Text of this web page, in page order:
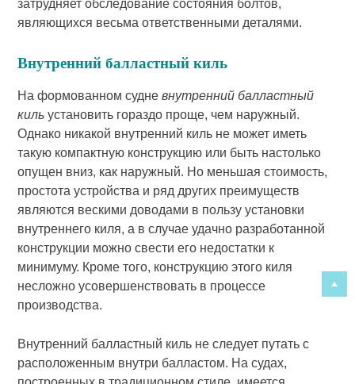
затрудняет обследование состояния болтов,
являющихся весьма ответственными деталями.
Внутренний балластный киль
На формованном судне внутренний балластный
киль установить гораздо проще, чем наружный.
Однако никакой внутренний киль не может иметь
такую компактную конструкцию или быть настолько
опущен вниз, как наружный. Но меньшая стоимость,
простота устройства и ряд других преимуществ
являются вескими доводами в пользу установки
внутреннего киля, а в случае удачно разработанной
конструкции можно свести его недостатки к
минимуму. Кроме того, конструкцию этого киля
несложно усовершенствовать в процессе
производства.
Внутренний балластный киль не следует путать с
расположенным внутри балластом. На судах,